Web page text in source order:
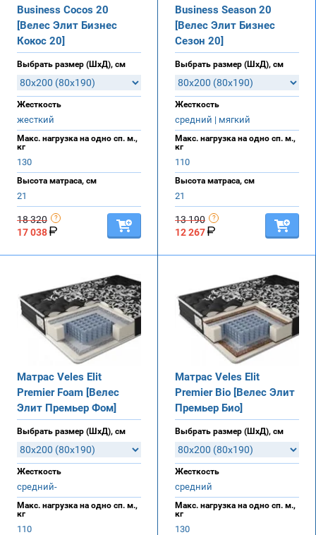
Business Cocos 20
[Велес Элит Бизнес
Кокос 20]
Выбрать размер (ШхД), см
Жесткость
жесткий
Макс. нагрузка на одно сп. м.,
кг
130
Высота матраса, см
21
18 320
17 038
Business Season 20
[Велес Элит Бизнес
Сезон 20]
Выбрать размер (ШхД), см
Жесткость
средний | мягкий
Макс. нагрузка на одно сп. м.,
кг
110
Высота матраса, см
21
13 190
12 267
Матрас Veles Elit
Premier Foam [Велес
Элит Премьер Фом]
Выбрать размер (ШхД), см
Жесткость
средний-
Макс. нагрузка на одно сп. м.,
кг
110
Матрас Veles Elit
Premier Bio [Велес Элит
Премьер Био]
Выбрать размер (ШхД), см
Жесткость
средний
Макс. нагрузка на одно сп. м.,
кг
130